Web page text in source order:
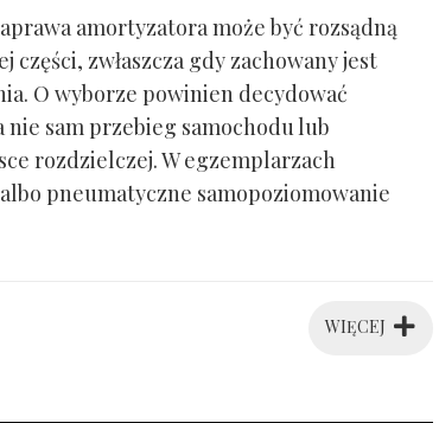
amortyzatora może być rozsądną
zwłaszcza gdy zachowany jest
O wyborze powinien decydować
sam przebieg samochodu lub
rozdzielczej. W egzemplarzach
pneumatyczne samopoziomowanie
WIĘCEJ